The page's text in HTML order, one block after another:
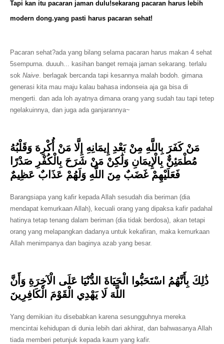
Tapi kan itu pacaran jaman dulu!sekarang pacaran harus lebih
modern dong.yang pasti harus pacaran sehat!
Pacaran sehat?ada yang bilang selama pacaran harus makan 4 sehat
5sempurna. duuuh... kasihan banget remaja jaman sekarang. terlalu
sok Naive. berlagak bercanda tapi kesannya malah bodoh. gimana
generasi kita mau maju kalau bahasa indonseia aja ga bisa di
mengerti. dan ada loh ayatnya dimana orang yang sudah tau tapi tetep
ngelakuinnya, dan juga ada ganjarannya~
مَنْ كَفَرَ بِاللَّهِ مِنْ بَعْدِ إِيمَانِهِ إِلَّا مَنْ أُكْرِهَ وَقَلْبُهُ
مُطْمَئِنٌّ بِالْإِيمَانِ وَلَٰكِنْ مَنْ شَرَحَ بِالْكُفْرِ صَدْرًا
فَعَلَيْهِمْ غَضَبٌ مِنَ اللَّهِ وَلَهُمْ عَذَابٌ عَظِيمٌ
Barangsiapa yang kafir kepada Allah sesudah dia beriman (dia
mendapat kemurkaan Allah), kecuali orang yang dipaksa kafir padahal
hatinya tetap tenang dalam beriman (dia tidak berdosa), akan tetapi
orang yang melapangkan dadanya untuk kekafiran, maka kemurkaan
Allah menimpanya dan baginya azab yang besar.
ذَٰلِكَ بِأَنَّهُمُ اسْتَحَبُّوا الْحَيَاةَ الدُّنْيَا عَلَى الْآخِرَةِ وَأَنَّ
اللَّهَ لَا يَهْدِي الْقَوْمَ الْكَافِرِينَ
Yang demikian itu disebabkan karena sesungguhnya mereka
mencintai kehidupan di dunia lebih dari akhirat, dan bahwasanya Allah
tiada memberi petunjuk kepada kaum yang kafir.